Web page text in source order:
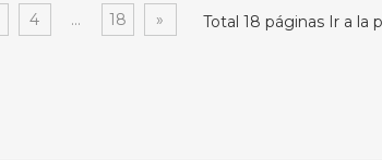
4 ... 18 » Total 18 páginas Ir a la